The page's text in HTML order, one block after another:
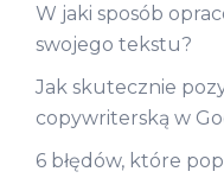
W jaki sposób
swojego tekstu?
Jak skutecznie
copywriterską w
6 błędów, które